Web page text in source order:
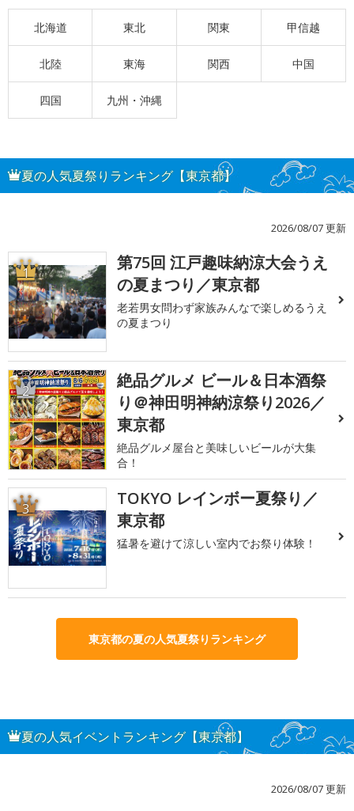
北海道 東北 関東 甲信越
北陸 東海 関西 中国
四国 九州・沖縄
夏の人気夏祭りランキング【東京都】
2026/08/07 更新
1
第75回 江戸趣味納涼大会うえ
の夏まつり／東京都
老若男女問わず家族みんなで楽しめるうえ
の夏まつり
2
絶品グルメ ビール＆日本酒祭
り＠神田明神納涼祭り2026／
東京都
絶品グルメ屋台と美味しいビールが大集
合！
3
TOKYO レインボー夏祭り／
東京都
猛暑を避けて涼しい室内でお祭り体験！
東京都の夏の人気夏祭りランキング
夏の人気イベントランキング【東京都】
2026/08/07 更新